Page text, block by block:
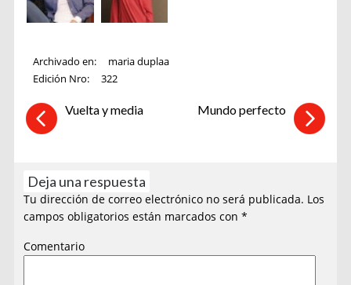
Archivado en:
maria duplaa
Edición Nro:
322
Vuelta y media Mundo perfecto
Deja una respuesta
Tu dirección de correo electrónico no será publicada. Los
campos obligatorios están marcados con*
Comentario